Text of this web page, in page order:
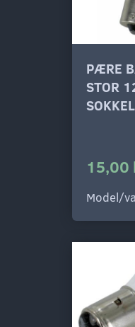
PÆRE
STOR
15,00
Model/